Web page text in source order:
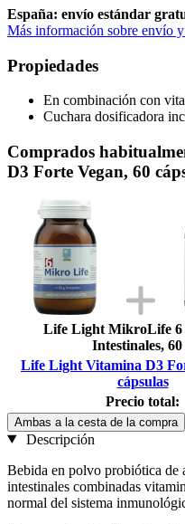
España: envío estándar
Más información sobre envío y
Propiedades
En combinación con
Cuchara dosificadora
Comprados
D3 Forte Vegan, 60
Life Light MikroLife 6
Intestinales, 60
Life Light Vitamina D3
cápsulas
Precio total:
Ambas a la cesta de la compra
Descripción
Bebida en polvo probiótica de
intestinales combinadas
normal del sistema